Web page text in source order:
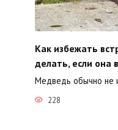
Как избежать
делать, если она
Медведь обычно не
228